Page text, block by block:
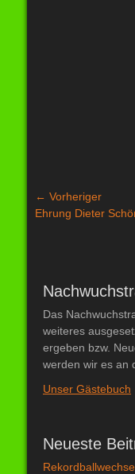
← Vorheriger
Vorheriger
Ehrung Dieter
Das
weiteres
ergeben bzw.
werden wir es an
Unser Gästebuch
Neueste